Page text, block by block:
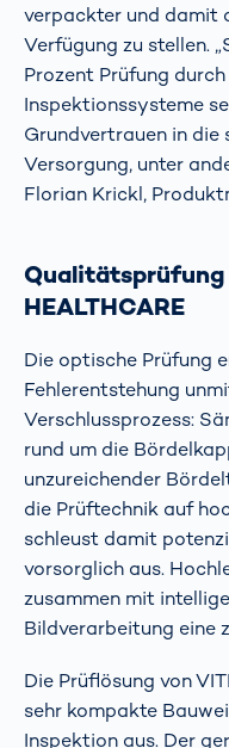
verpackter und damit
Verfügung zu stellen.
Prozent Prüfung
Inspektionssysteme
Grundvertrauen in die
Versorgung, unter
Florian Krickl,
Qualitätsprüfung
HEALTHCARE
Die optische Prüfung
Fehlerentstehung
Verschlussprozess:
rund um die
unzureichender
die Prüftechnik auf
schleust damit
vorsorglich aus.
zusammen mit
Bildverarbeitung eine
Die Prüflösung von
sehr kompakte
Inspektion aus. Der